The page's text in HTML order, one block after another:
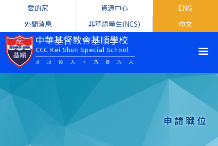
中華基督教會基順學校
CCC Kei Shun Special School
非以役人，乃役於人
ENG
中文
資源中心
愛的家
非華語學生(NCS)
外間消息
申請職位